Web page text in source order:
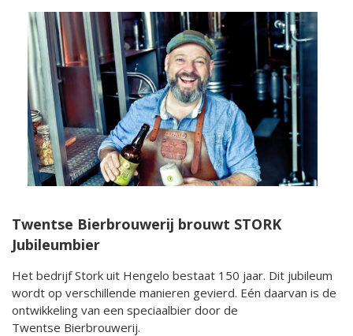
Twentse Bierbrouwerij brouwt STORK
Jubileumbier
Het bedrijf Stork uit Hengelo bestaat 150 jaar. Dit jubileum
wordt op verschillende manieren gevierd. Eén daarvan is de
ontwikkeling van een speciaalbier door de
Twentse Bierbrouwerij.